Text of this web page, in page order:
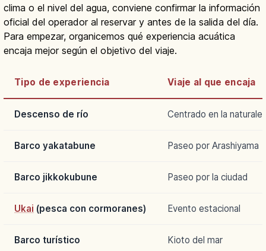
clima o el nivel del agua, conviene confirmar la información
oficial del operador al reservar y antes de la salida del día.
Para empezar, organicemos qué experiencia acuática
encaja mejor según el objetivo del viaje.
Tipo de experiencia Viaje al que encaja
Descenso de río Centrado en la
Barco yakatabune Paseo por Arashiyama
Barco jikkokubune Paseo por la ciudad
Ukai (pesca con cormoranes) Evento estacional
Barco turístico Kioto del mar